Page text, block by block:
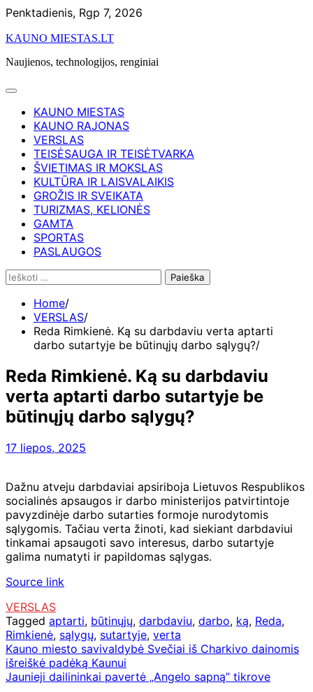
Skip
content
Penktadienis, Rgp 7, 2026
KAUNO MIESTAS.LT
Naujienos, technologijos, renginiai
KAUNO MIESTAS
KAUNO RAJONAS
VERSLAS
TEISĖSAUGA IR TEISĖTVARKA
ŠVIETIMAS IR MOKSLAS
KULTŪRA IR LAISVALAIKIS
GROŽIS IR SVEIKATA
TURIZMAS, KELIONĖS
GAMTA
SPORTAS
PASLAUGOS
Ieškoti:
Home
VERSLAS
Reda Rimkienė. Ką su darbdaviu verta aptarti
darbo sutartyje be būtinųjų darbo sąlygų?
Reda Rimkienė. Ką su darbdaviu
verta aptarti darbo sutartyje be
būtinųjų darbo sąlygų?
17 liepos, 2025
Dažnu atveju darbdaviai apsiriboja Lietuvos Respublikos
socialinės apsaugos ir darbo ministerijos patvirtintoje
pavyzdinėje darbo sutarties formoje nurodytomis
sąlygomis. Tačiau verta žinoti, kad siekiant darbdaviui
tinkamai apsaugoti savo interesus, darbo sutartyje
galima numatyti ir papildomas sąlygas.
Source link
VERSLAS
Tagged aptarti, būtinųjų, darbdaviu, darbo, ką, Reda,
Rimkienė, sąlygų, sutartyje, verta
Navigacija
tarp
Kauno miesto savivaldybė Svečiai iš Charkivo dainomis
išreiškė padėką Kaunui
Jaunieji dailininkai pavertė „Angelo sapną” tikrove